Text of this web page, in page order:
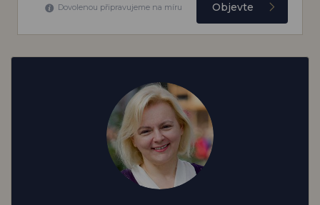
Dovolenou připravujeme na míru Objevte